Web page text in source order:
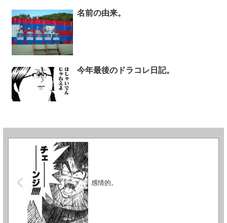
名前の由来。
今年最後のドラコレ日記。
感情的。